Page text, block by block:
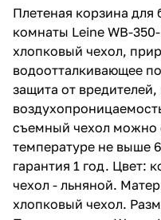
6 044 ₽ x 1 шт7
Дозатор для
Leine K-
1 581 ₽ x 1 шт1
Дозатор и
K-5089 хром
3 808 ₽ x 1 шт
Ершик для
Leine K-5027
4 488 ₽ x 1 шт
Коврик
2 644 ₽ x 1 шт
Плетеная корзина
комнаты Leine WB-
хлопковый чехол,
водоотталкивающее
защита от
съемный чехол можно
температуре не выше
гарантия 1 год. Цвет:
чехол - льняной.
хлопковый чехол.